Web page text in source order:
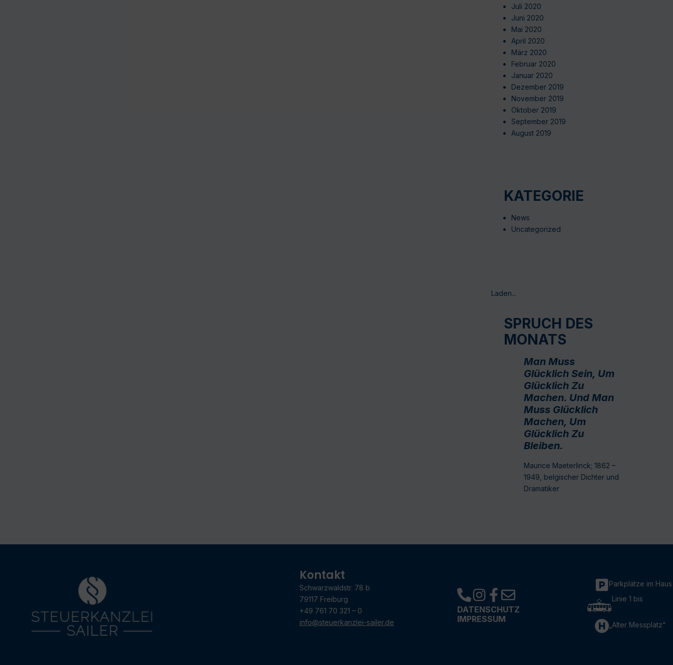
Juli 2020
Juni 2020
Mai 2020
April 2020
März 2020
Februar 2020
Januar 2020
Dezember 2019
November 2019
Oktober 2019
September 2019
August 2019
KATEGORIE
News
Uncategorized
Laden...
SPRUCH DES
MONATS
Man Muss
Glücklich Sein, Um
Glücklich Zu
Machen. Und Man
Muss Glücklich
Machen, Um
Glücklich Zu
Bleiben.
Maurice Maeterlinck; 1862 –
1949, belgischer Dichter und
Dramatiker
Kontakt
Schwarzwaldstr. 78 b
79117 Freiburg
+49 761 70 321 – 0
info@steuerkanzlei-sailer.de
DATENSCHUTZ
IMPRESSUM
Parkplätze im Haus
Linie 1 bis
„Alter Messplatz“